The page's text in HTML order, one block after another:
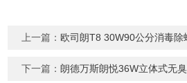
上一篇： 欧司朗T8 30W90公分消毒除
下一篇：朗德万斯朗悦36W立体式无